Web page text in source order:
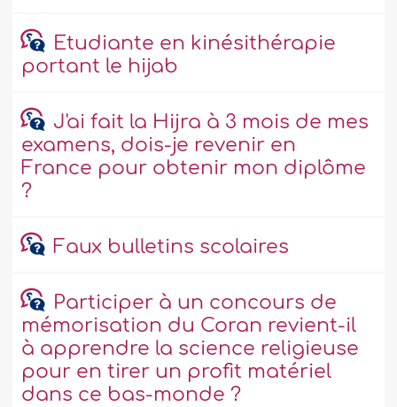
Etudiante en kinésithérapie
portant le hijab
J'ai fait la Hijra à 3 mois de mes
examens, dois-je revenir en
France pour obtenir mon diplôme
?
Faux bulletins scolaires
Participer à un concours de
mémorisation du Coran revient-il
à apprendre la science religieuse
pour en tirer un profit matériel
dans ce bas-monde ?